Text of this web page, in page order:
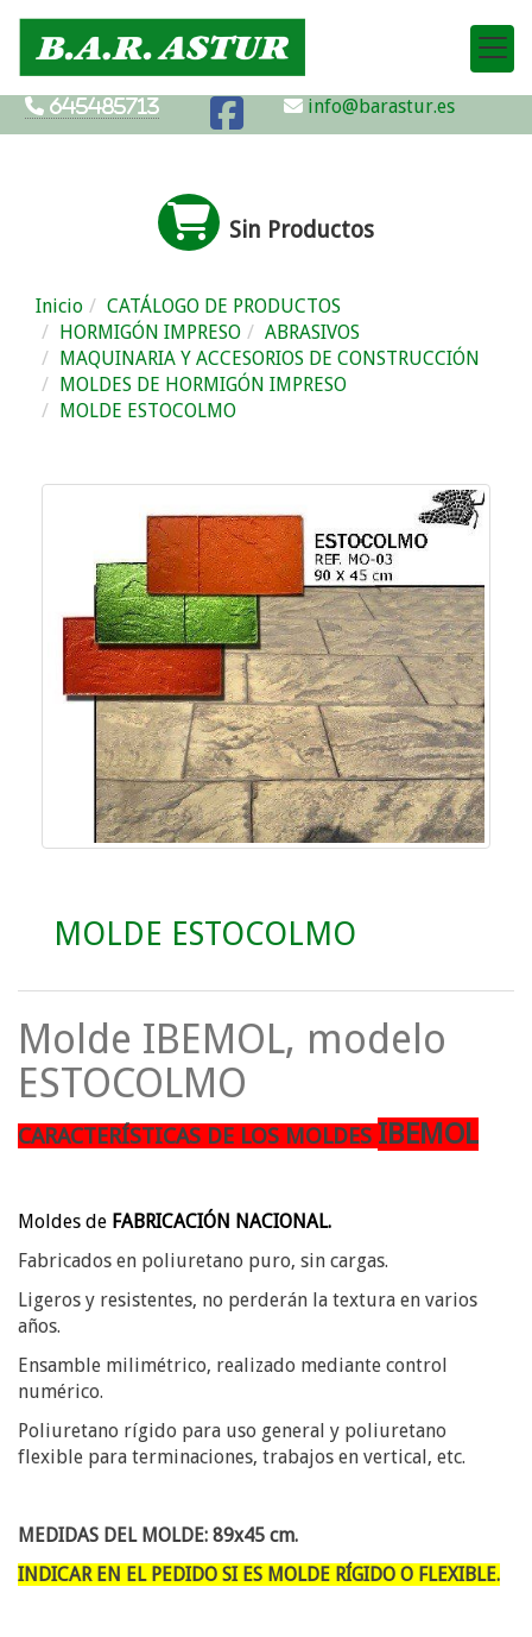
645485713 info@barastur.es
Sin Productos
Inicio
CATÁLOGO DE PRODUCTOS
HORMIGÓN IMPRESO
ABRASIVOS
MAQUINARIA Y ACCESORIOS DE CONSTRUCCIÓN
MOLDES DE HORMIGÓN IMPRESO
MOLDE ESTOCOLMO
MOLDE ESTOCOLMO
Molde IBEMOL, modelo
ESTOCOLMO
CARACTERÍSTICAS DE LOS MOLDES IBEMOL
Moldes de FABRICACIÓN NACIONAL.
Fabricados en poliuretano puro, sin cargas.
Ligeros y resistentes, no perderán la textura en varios
años.
Ensamble milimétrico, realizado mediante control
numérico.
Poliuretano rígido para uso general y poliuretano
flexible para terminaciones, trabajos en vertical, etc.
MEDIDAS DEL MOLDE: 89x45 cm.
INDICAR EN EL PEDIDO SI ES MOLDE RÍGIDO O FLEXIBLE.